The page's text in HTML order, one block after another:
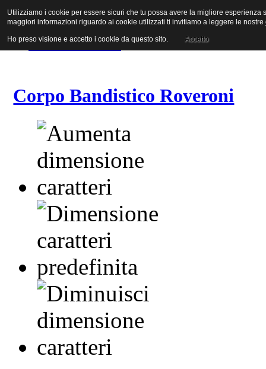
Vai al contenuto
Vai alla navigazione principale
Vai alla prima colonna
Corpo Bandistico Roveroni
Utilizziamo i cookie per essere sicuri che tu possa avere la migliore
maggiori informazioni riguardo ai cookie utilizzati ti invitiamo a leggere le nostre
Ho preso visione e accetto i cookie da questo sito. Accetto